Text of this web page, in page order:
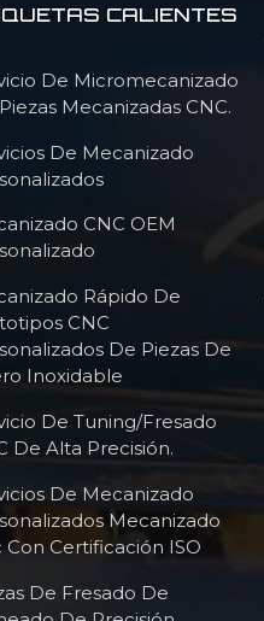
CALIENTES
De Micromecanizado
Mecanizadas CNC.
De Mecanizado
CNC OEM
Rápido De
CNC
De Piezas De
Inoxidable
De Tuning/fresado
De Alta Precisión.
De Mecanizado
Mecanizado
Con Certificación ISO
De Fresado De